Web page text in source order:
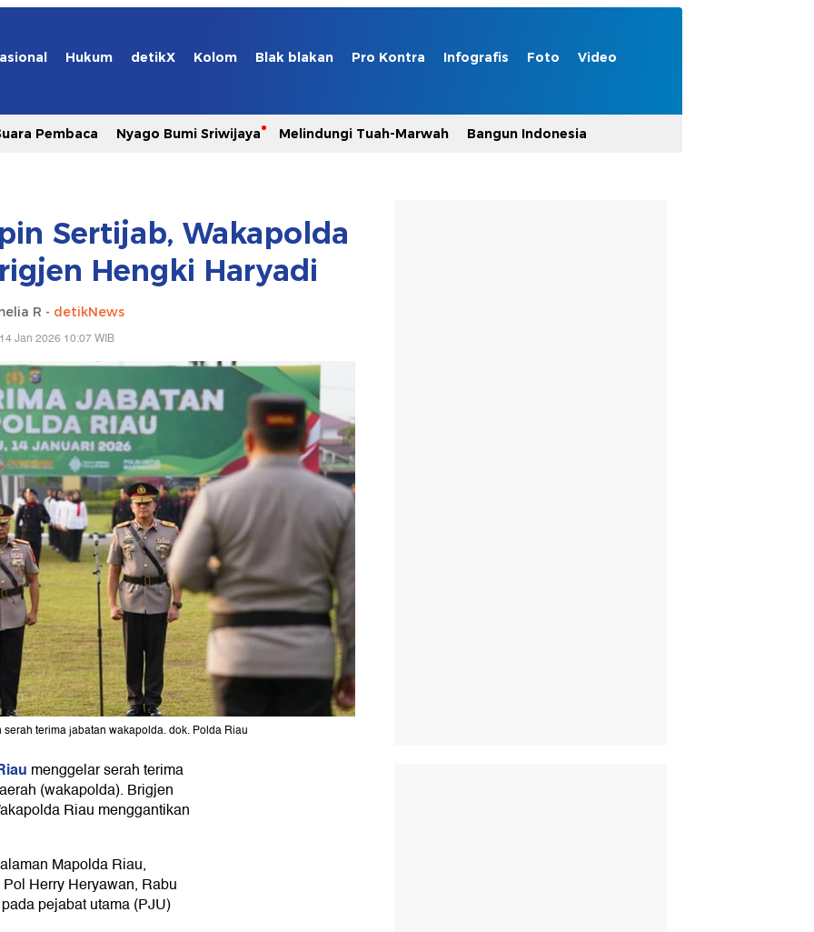
Hukum detikX Kolom Blak blakan Pro Kontra Infografis Foto Video
Pembaca Nyago Bumi Sriwijaya Melindungi Tuah-Marwah Bangun Indonesia
Sertijab, Wakapolda
Hengki Haryadi
R - detikNews
Jan 2026 10:07 WIB
terima jabatan wakapolda. dok. Polda Riau
menggelar serah terima
(wakapolda). Brigjen
Riau menggantikan
Mapolda Riau,
Herry Heryawan, Rabu
pejabat utama (PJU)